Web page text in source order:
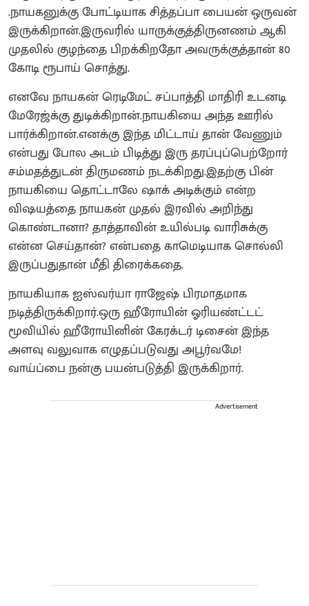
.நாயகனுக்கு போட்டியாக சித்தப்பா பையன் ஒருவன்
இருக்கிறான்.இருவரில் யாருக்குத்திருனணம் ஆகி
முதலில் குழந்தை பிறக்கிறதோ அவருக்குத்தான் 80
கோடி ரூபாய் சொத்து.
எனவே நாயகன் ரெடிமேட் சப்பாத்தி மாதிரி உடனடி
மேரேஜ்க்கு துடிக்கிறான்.நாயகியை அந்த ஊரில்
பார்க்கிறான்.எனக்கு இந்த மிட்டாய் தான் வேணும்
என்பது போல அடம் பிடித்து இரு தரப்புப்பெற்றோர்
சம்மதத்துடன் திருமணம் நடக்கிறது.இதற்கு பின்
நாயகியை தொட்டாலே ஷாக் அடிக்கும் என்ற
விஷயத்தை நாயகன் முதல் இரவில் அறிந்து
கொண்டானா? தாத்தாவின் உயில்படி வாரிசுக்கு
என்ன செய்தான்? என்பதை காமெடியாக சொல்லி
இருப்பதுதான் மீதி திரைக்கதை.
நாயகியாக ஐஸ்வர்யா ராஜேஷ் பிரமாதமாக
நடித்திருக்கிறார்.ஒரு ஹீரோயின் ஓரியண்ட்டட்
மூவியில் ஹீரோயினின் கேரக்டர் டிசைன் இந்த
அளவு வலுவாக எழுதப்படுவது அபூர்வமே!
வாய்ப்பை நன்கு பயன்படுத்தி இருக்கிறார்.
Advertisement